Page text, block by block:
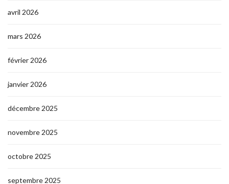
avril 2026
mars 2026
février 2026
janvier 2026
décembre 2025
novembre 2025
octobre 2025
septembre 2025